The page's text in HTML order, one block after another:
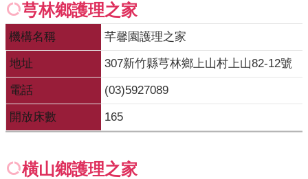
芎林鄉護理之家
機構名稱 芊馨園護理之家
地址 307新竹縣芎林鄉上山村上山82-12號
電話 (03)5927089
開放床數 165
橫山鄉護理之家